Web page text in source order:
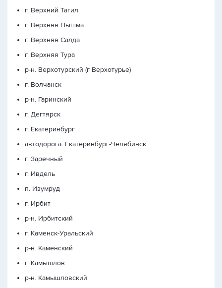
г. Верхний Тагил
г. Верхняя Пышма
г. Верхняя Салда
г. Верхняя Тура
р-н. Верхотурский (г Верхотурье)
г. Волчанск
р-н. Гаринский
г. Дегтярск
г. Екатеринбург
автодорога. Екатеринбург-Челябинск
г. Заречный
г. Ивдель
п. Изумруд
г. Ирбит
р-н. Ирбитский
г. Каменск-Уральский
р-н. Каменский
г. Камышлов
р-н. Камышловский